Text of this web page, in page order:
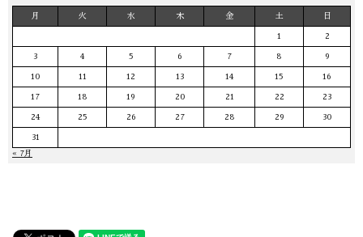
月 火 水 木 金 土 日
1 2
3 4 5 6 7 8 9
10 11 12 13 14 15 16
17 18 19 20 21 22 23
24 25 26 27 28 29 30
31
« 7月